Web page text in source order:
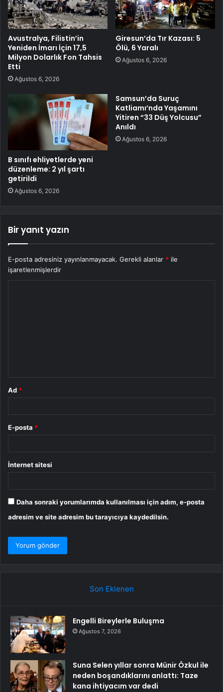
Avustralya, Filistin’in
Yeniden İmarı İçin 17,5
Milyon Dolarlık Fon Tahsis
Etti
Ağustos 6, 2026
Giresun’da Tır Kazası: 5
Ölü, 6 Yaralı
Ağustos 6, 2026
B sınıfı ehliyetlerde yeni
düzenleme: 2 yıl şartı
getirildi
Ağustos 6, 2026
Samsun’da Suruç
Katliamı’nda Yaşamını
Yitiren “33 Düş Yolcusu”
Anıldı
Ağustos 6, 2026
Bir yanıt yazın
E-posta adresiniz yayınlanmayacak. Gerekli alanlar * ile
işaretlenmişlerdir
Ad *
E-posta *
İnternet sitesi
Daha sonraki yorumlarımda kullanılması için adım, e-posta
adresim ve site adresim bu tarayıcıya kaydedilsin.
Son Eklenen
Engelli Bireylerle Buluşma
Ağustos 7, 2026
Suna Selen yıllar sonra Münir Özkul ile
neden boşandıklarını anlattı: Taze
kana ihtiyacım var dedi